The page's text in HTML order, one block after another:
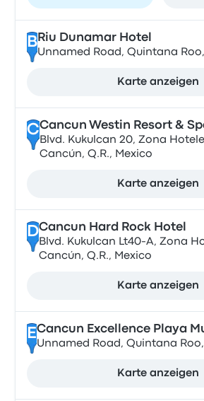
B Riu Dunamar Hotel
Unnamed Road, Quintana
Karte anzeigen
CCancun Westin Resort &
Blvd. Kukulcan 20, Zona
Cancún, Q.R., Mexico
Karte anzeigen
DCancun Hard Rock Hotel
Blvd. Kukulcan Lt40-A, Zona
Cancún, Q.R., Mexico
Karte anzeigen
ECancun Excellence Playa
Unnamed Road, Quintana
Karte anzeigen